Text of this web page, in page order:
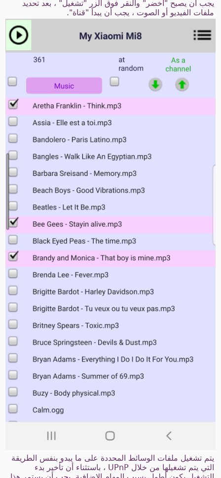
يجب أن يصبح "أخضر" والنقر فوق الزر "تشغيل" ، بعد تحديد
ملفات الفيديو أو الصوت ، يجب أن يبدأ "قناة".
يتم تشغيل ملفات الوسائط المحددة على ما يبدو بنفس الطريقة
التي يتم تشغيلها من خلال UPnP ، باستثناء أن تأخير بدء